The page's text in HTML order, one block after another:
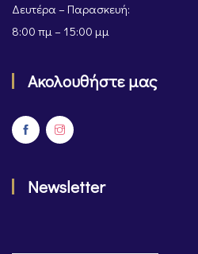
Δευτέρα – Παρασκευή:
8:00 πμ – 15:00 μμ
Ακολουθήστε μας
Newsletter